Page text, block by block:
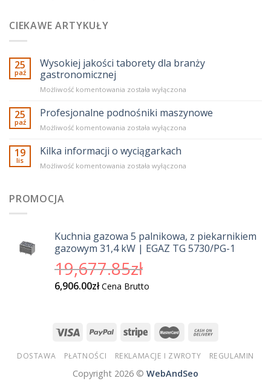
CIEKAWE ARTYKUŁY
25
paź
Wysokiej jakości taborety dla branży
gastronomicznej
Możliwość komentowania Wysokiej
taborety
dla
branży
została wyłączona
25
paź
Profesjonalne podnośniki maszynowe
Możliwość komentowania Profesjonalne
maszynowe
została wyłączona
19
lis
Kilka informacji o wyciągarkach
Możliwość komentowania Kilka
została wyłączona
PROMOCJA
Kuchnia gazowa 5 palnikowa, z piekarnikiem
gazowym 31,4 kW | EGAZ TG 5730/PG-1
19,677.85zł
wynosiła:
6,906.00złAktualna
Cena Brutto
DOSTAWA PŁATNOŚCI REKLAMACJE I ZWROTY REGULAMIN
Copyright 2026 © WebAndSeo